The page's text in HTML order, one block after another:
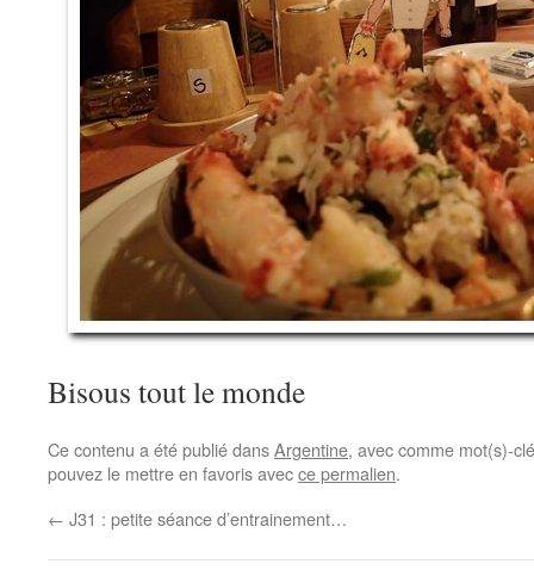
Bisous tout le monde
Ce contenu a été publié dansArgentine, avec comme mot(s)-
pouvez le mettre en favoris avecce permalien.
← J31 : petite séance d’entrainement…